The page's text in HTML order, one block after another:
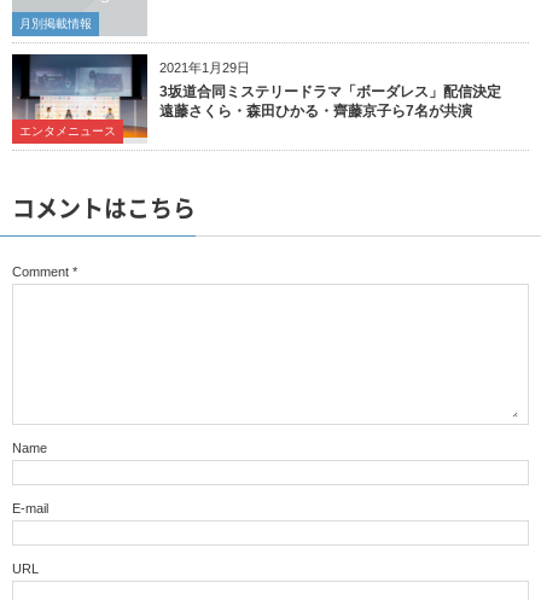
月別掲載情報
2021年1月29日
エンタメニュース
3坂道合同ミステリードラマ「ボーダレス」配信決定
遠藤さくら・森田ひかる・齊藤京子ら7名が共演
コメントはこちら
Comment *
Name
E-mail
URL